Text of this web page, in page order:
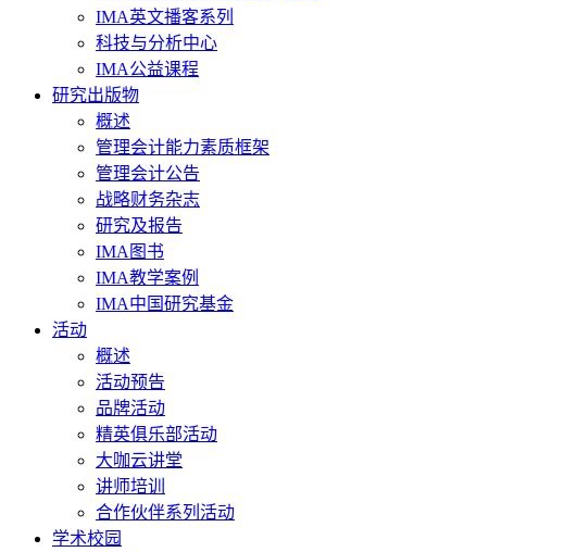
IMA英文播客系列
科技与分析中心
IMA公益课程
研究出版物
概述
管理会计能力素质框架
管理会计公告
战略财务杂志
研究及报告
IMA图书
IMA教学案例
IMA中国研究基金
活动
概述
活动预告
品牌活动
精英俱乐部活动
大咖云讲堂
讲师培训
合作伙伴系列活动
学术校园